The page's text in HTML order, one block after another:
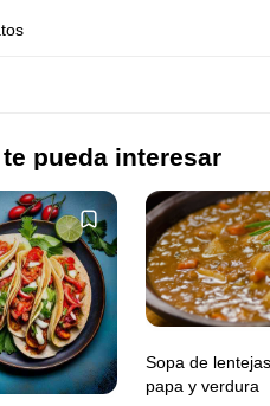
pueda interesar
Sopa de
papa y verdura